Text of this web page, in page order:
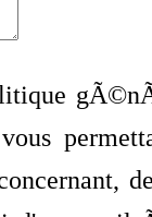
vous